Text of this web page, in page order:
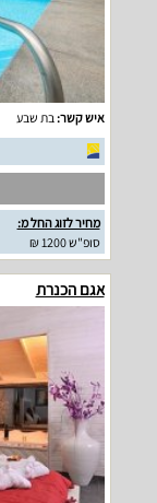
איש קשר: בת שבע
מחיר לזוג החל מ:
סופ"ש 1200 ₪
אגם הכנרת